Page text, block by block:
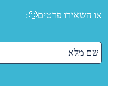
או השאירו פרטים🙂: